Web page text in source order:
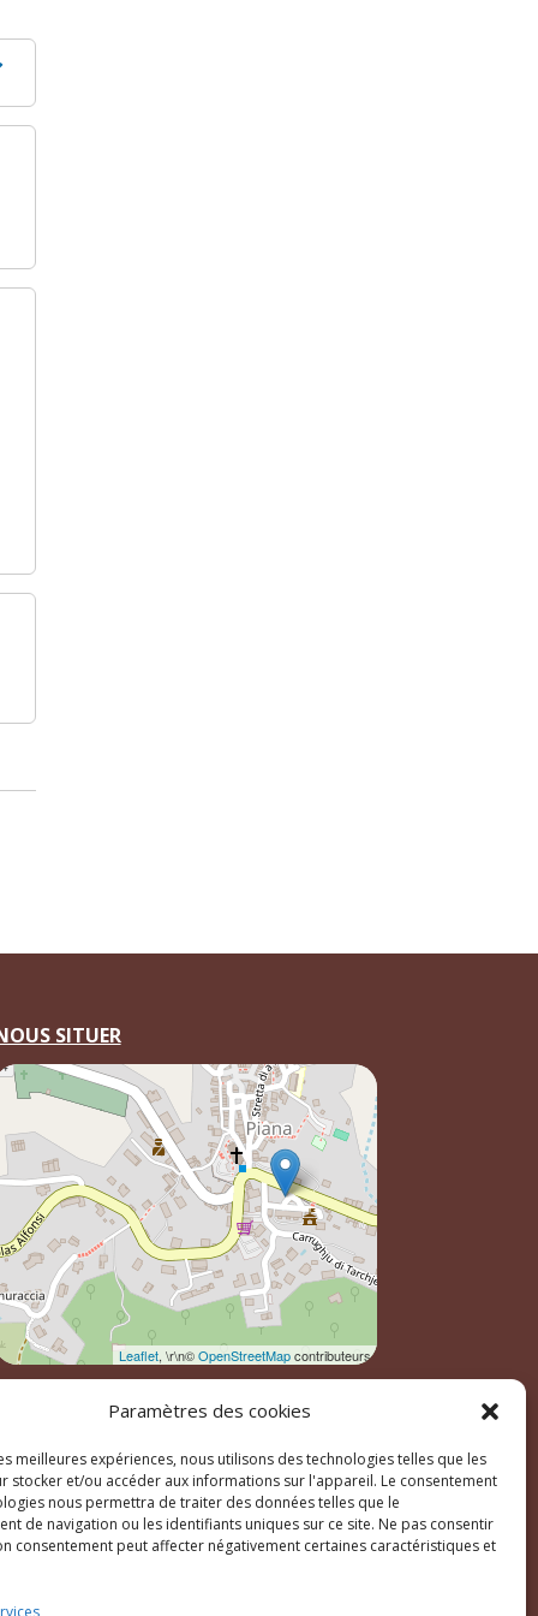
Paramètres des cookies
meilleures expériences, nous utilisons des technologies telles que les
stocker et/ou accéder aux informations sur l'appareil. Le consentement
nous permettra de traiter des données telles que le
de navigation ou les identifiants uniques sur ce site. Ne pas consentir
consentement peut affecter négativement certaines caractéristiques et
SITUER
Leaflet, \r\n©OpenStreetMapcontributeurs